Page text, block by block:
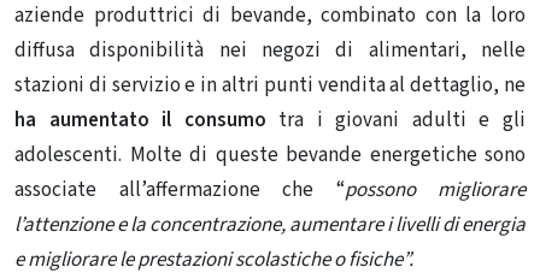
aziende produttrici di bevande, combinato con la loro
diffusa disponibilità nei negozi di alimentari, nelle
stazioni di servizio e in altri punti vendita al dettaglio, ne
ha aumentato il consumo tra i giovani adulti e gli
adolescenti. Molte di queste bevande energetiche sono
associate all’affermazione che “possono migliorare
l’attenzione e la concentrazione, aumentare i livelli di energia
e migliorare le prestazioni scolastiche o fisiche”.